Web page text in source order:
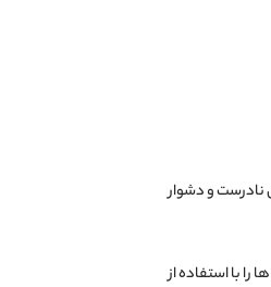
نادرست و دشوار
با استفاده از